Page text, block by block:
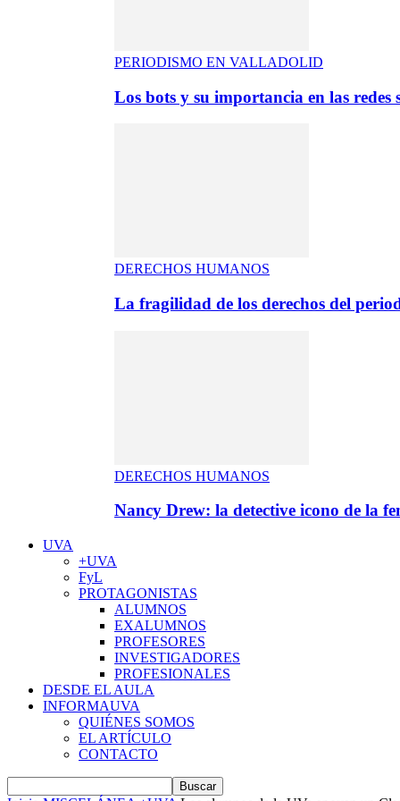
PERIODISMO EN VALLADOLID
Los bots y su importancia en las redes
DERECHOS HUMANOS
La fragilidad de los derechos del
DERECHOS HUMANOS
Nancy Drew: la detective icono de la
UVA
+UVA
FyL
PROTAGONISTAS
ALUMNOS
EXALUMNOS
PROFESORES
INVESTIGADORES
PROFESIONALES
DESDE EL AULA
INFORMAUVA
QUIÉNES SOMOS
EL ARTÍCULO
CONTACTO